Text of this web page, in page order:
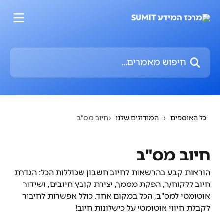
חיפוש מאמרים...
כל האוספים המודולים שלנו חיוב מס"ב
חיוב מס"ב
הוראות קבע בהרשאות לחיוב חשבון שכוללות הכל: הגדרת
חיוב ללקוח/ה, הפקת מסמך, יצירת קובץ חיובים, ושידור
אוטומטי למס"ב, הכל במקום אחד. כולל אפשרות לחיבור
לקבלת חיווי אוטומטי על כישלונות חיוב!